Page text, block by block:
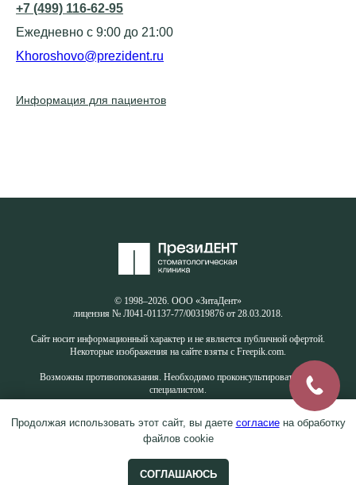
+7 (499) 116-62-95
Ежедневно с 9:00 до 21:00
Khoroshovo@prezident.ru
Информация для пациентов
Продолжая использовать этот сайт, вы даете согласиена обработку
файлов cookie
СОГЛАШАЮСЬ
© 1998–2026. ООО «ЗитаДент»
лицензия № Л041-01137-77/00319876 от 28.03.2018.
Сайт носит информационный характер и не является публичной офертой.
Некоторые изображения на сайте взяты с Freepik.com.
Возможны противопоказания. Необходимо проконсультироваться со
специалистом.